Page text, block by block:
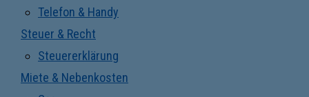
Telefon & Handy
Steuer & Recht
Steuererklärung
Miete & Nebenkosten